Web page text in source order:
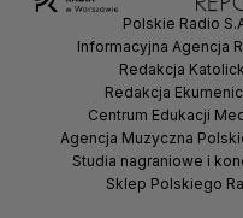
Polskie Radio
Informacyjna Agencja
Redakcja
Redakcja
Centrum Edukacji
Agencja Muzyczna
Studia nagraniowe i
Sklep Polskiego